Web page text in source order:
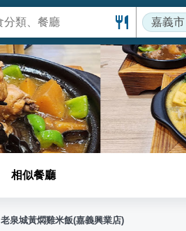
嘉義市
相似餐廳
老泉城黃燜雞米飯(嘉義興業店)